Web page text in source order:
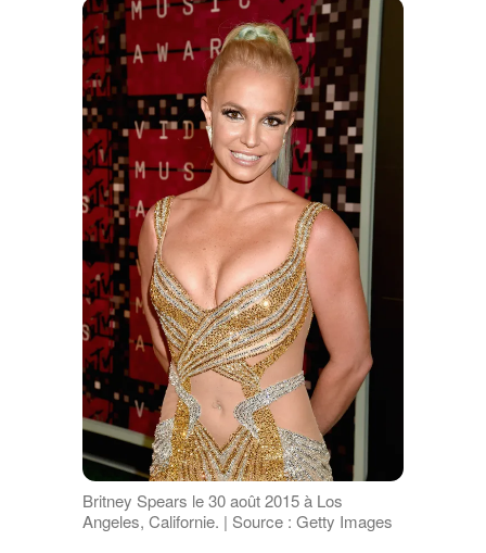
Britney Spears le 30 août 2015 à Los
Angeles, Californie. | Source : Getty Images